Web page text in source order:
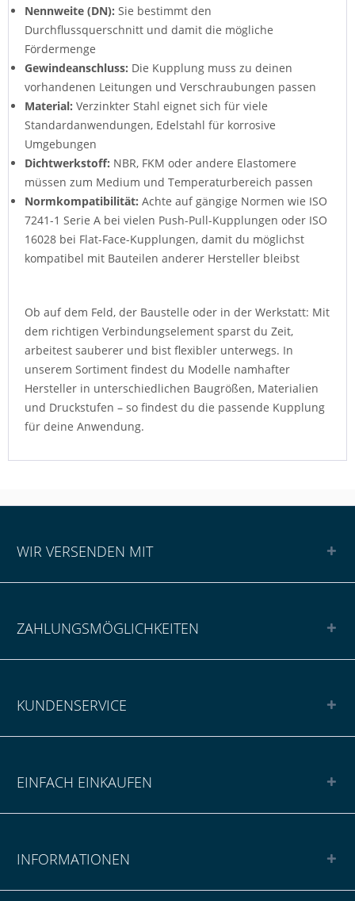
Nennweite (DN): Sie bestimmt den
Durchflussquerschnitt und damit die mögliche
Fördermenge
Gewindeanschluss: Die Kupplung muss zu deinen
vorhandenen Leitungen und Verschraubungen passen
Material: Verzinkter Stahl eignet sich für viele
Standardanwendungen, Edelstahl für korrosive
Umgebungen
Dichtwerkstoff: NBR, FKM oder andere Elastomere
müssen zum Medium und Temperaturbereich passen
Normkompatibilität: Achte auf gängige Normen wie ISO
7241-1 Serie A bei vielen Push-Pull-Kupplungen oder ISO
16028 bei Flat-Face-Kupplungen, damit du möglichst
kompatibel mit Bauteilen anderer Hersteller bleibst
Ob auf dem Feld, der Baustelle oder in der Werkstatt: Mit
dem richtigen Verbindungselement sparst du Zeit,
arbeitest sauberer und bist flexibler unterwegs. In
unserem Sortiment findest du Modelle namhafter
Hersteller in unterschiedlichen Baugrößen, Materialien
und Druckstufen – so findest du die passende Kupplung
für deine Anwendung.
WIR VERSENDEN MIT
ZAHLUNGSMÖGLICHKEITEN
KUNDENSERVICE
EINFACH EINKAUFEN
INFORMATIONEN